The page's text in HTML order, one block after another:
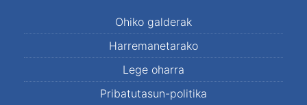
Ohiko galderak
Harremanetarako
Lege oharra
Pribatutasun-politika